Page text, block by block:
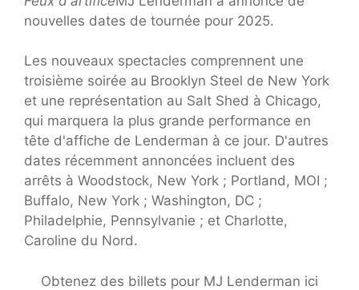
nouvelles dates de tournée pour 2025.
Les nouveaux spectacles comprennent une
troisième soirée au Brooklyn Steel de New York
et une représentation au Salt Shed à Chicago,
qui marquera la plus grande performance en
tête d'affiche de Lenderman à ce jour. D'autres
dates récemment annoncées incluent des
arrêts à Woodstock, New York ; Portland, MOI ;
Buffalo, New York ; Washington, DC ;
Philadelphie, Pennsylvanie ; et Charlotte,
Caroline du Nord.
Obtenez des billets pour MJ Lenderman ici